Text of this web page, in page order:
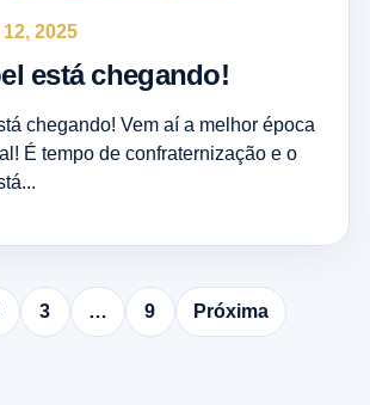
2025
está chegando!
chegando! Vem aí a melhor época
É tempo de confraternização e o
3 … 9 Próxima